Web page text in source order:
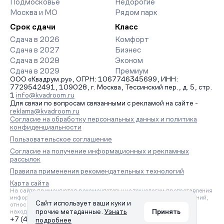
Подмосковье
Москва и МО
Недорогие
Рядом парк
Срок сдачи
Сдача в 2026
Сдача в 2027
Сдача в 2028
Сдача в 2029
Класс
Комфорт
Бизнес
Эконом
Премиум
ООО «Квадрум.ру», ОГРН: 1067746345699, ИНН:
7729542491, 109028, г. Москва, Тессинский пер., д. 5, стр.
1 info@kvadroom.ru
Для связи по вопросам связанными с рекламой на сайте -
reklama@kvadroom.ru
Согласие на обработку персональных данных и политика
конфиденциальности
Пользовательское соглашение
Согласие на получение информационных и рекламных
рассылок
Правила применения рекомендательных технологий
Карта сайта
На сайте применяются рекомендательные технологии предоставления
информации на основе сбора, систематизации и анализа сведений,
относящихся к предпочтениям пользователей сети «Интернет»,
находящихся на территории Российской Федерации.
+7 (495) 157-88-80
Сайт использует ваши куки и
прочие метаданные. Узнать
подробнее
Принять